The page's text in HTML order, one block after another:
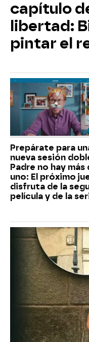
capítulo
libertad:
pintar el
Prepárate para
nueva sesión
Padre no hay más
uno: El próximo
disfruta de la
película y de la